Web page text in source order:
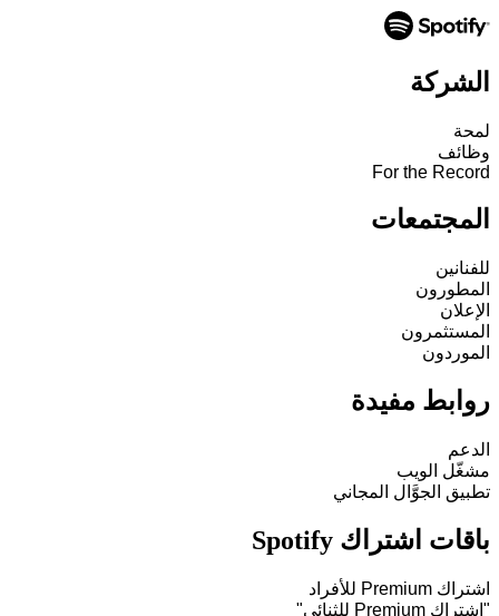
الشركة
لمحة
وظائف
For the Record
المجتمعات
للفنانين
المطورون
الإعلان
المستثمرون
الموردون
روابط مفيدة
الدعم
مشغّل الويب
تطبيق الجوَّال المجاني
باقات اشتراك Spotify
اشتراك Premium للأفراد
"اشتراك Premium للثنائي"